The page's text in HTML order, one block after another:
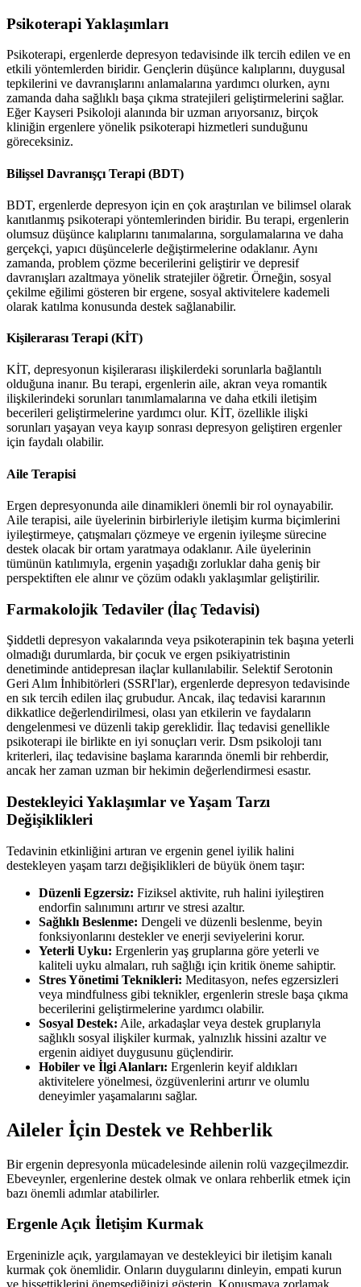
Psikoterapi Yaklaşımları
Psikoterapi, ergenlerde depresyon tedavisinde ilk tercih edilen ve en
etkili yöntemlerden biridir. Gençlerin düşünce kalıplarını, duygusal
tepkilerini ve davranışlarını anlamalarına yardımcı olurken, aynı
zamanda daha sağlıklı başa çıkma stratejileri geliştirmelerini sağlar.
Eğer Kayseri Psikoloji alanında bir uzman arıyorsanız, birçok
kliniğin ergenlere yönelik psikoterapi hizmetleri sunduğunu
göreceksiniz.
Bilişsel Davranışçı Terapi (BDT)
BDT, ergenlerde depresyon için en çok araştırılan ve bilimsel olarak
kanıtlanmış psikoterapi yöntemlerinden biridir. Bu terapi, ergenlerin
olumsuz düşünce kalıplarını tanımalarına, sorgulamalarına ve daha
gerçekçi, yapıcı düşüncelerle değiştirmelerine odaklanır. Aynı
zamanda, problem çözme becerilerini geliştirir ve depresif
davranışları azaltmaya yönelik stratejiler öğretir. Örneğin, sosyal
çekilme eğilimi gösteren bir ergene, sosyal aktivitelere kademeli
olarak katılma konusunda destek sağlanabilir.
Kişilerarası Terapi (KİT)
KİT, depresyonun kişilerarası ilişkilerdeki sorunlarla bağlantılı
olduğuna inanır. Bu terapi, ergenlerin aile, akran veya romantik
ilişkilerindeki sorunları tanımlamalarına ve daha etkili iletişim
becerileri geliştirmelerine yardımcı olur. KİT, özellikle ilişki
sorunları yaşayan veya kayıp sonrası depresyon geliştiren ergenler
için faydalı olabilir.
Aile Terapisi
Ergen depresyonunda aile dinamikleri önemli bir rol oynayabilir.
Aile terapisi, aile üyelerinin birbirleriyle iletişim kurma biçimlerini
iyileştirmeye, çatışmaları çözmeye ve ergenin iyileşme sürecine
destek olacak bir ortam yaratmaya odaklanır. Aile üyelerinin
tümünün katılımıyla, ergenin yaşadığı zorluklar daha geniş bir
perspektiften ele alınır ve çözüm odaklı yaklaşımlar geliştirilir.
Farmakolojik Tedaviler (İlaç Tedavisi)
Şiddetli depresyon vakalarında veya psikoterapinin tek başına yeterli
olmadığı durumlarda, bir çocuk ve ergen psikiyatristinin
denetiminde antidepresan ilaçlar kullanılabilir. Selektif Serotonin
Geri Alım İnhibitörleri (SSRI'lar), ergenlerde depresyon tedavisinde
en sık tercih edilen ilaç grubudur. Ancak, ilaç tedavisi kararının
dikkatlice değerlendirilmesi, olası yan etkilerin ve faydaların
dengelenmesi ve düzenli takip gereklidir. İlaç tedavisi genellikle
psikoterapi ile birlikte en iyi sonuçları verir. Dsm psikoloji tanı
kriterleri, ilaç tedavisine başlama kararında önemli bir rehberdir,
ancak her zaman uzman bir hekimin değerlendirmesi esastır.
Destekleyici Yaklaşımlar ve Yaşam Tarzı
Değişiklikleri
Tedavinin etkinliğini artıran ve ergenin genel iyilik halini
destekleyen yaşam tarzı değişiklikleri de büyük önem taşır:
Düzenli Egzersiz: Fiziksel aktivite, ruh halini iyileştiren
endorfin salınımını artırır ve stresi azaltır.
Sağlıklı Beslenme: Dengeli ve düzenli beslenme, beyin
fonksiyonlarını destekler ve enerji seviyelerini korur.
Yeterli Uyku: Ergenlerin yaş gruplarına göre yeterli ve
kaliteli uyku almaları, ruh sağlığı için kritik öneme sahiptir.
Stres Yönetimi Teknikleri: Meditasyon, nefes egzersizleri
veya mindfulness gibi teknikler, ergenlerin stresle başa çıkma
becerilerini geliştirmelerine yardımcı olabilir.
Sosyal Destek: Aile, arkadaşlar veya destek gruplarıyla
sağlıklı sosyal ilişkiler kurmak, yalnızlık hissini azaltır ve
ergenin aidiyet duygusunu güçlendirir.
Hobiler ve İlgi Alanları: Ergenlerin keyif aldıkları
aktivitelere yönelmesi, özgüvenlerini artırır ve olumlu
deneyimler yaşamalarını sağlar.
Aileler İçin Destek ve Rehberlik
Bir ergenin depresyonla mücadelesinde ailenin rolü vazgeçilmezdir.
Ebeveynler, ergenlerine destek olmak ve onlara rehberlik etmek için
bazı önemli adımlar atabilirler.
Ergenle Açık İletişim Kurmak
Ergeninizle açık, yargılamayan ve destekleyici bir iletişim kanalı
kurmak çok önemlidir. Onların duygularını dinleyin, empati kurun
ve hissettiklerini önemsediğinizi gösterin. Konuşmaya zorlamak